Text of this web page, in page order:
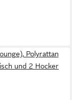
Polyrattan
und 2 Hocker